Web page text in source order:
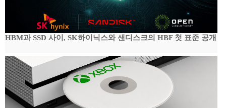
HBM과 SSD 사이, SK하이닉스와 샌디스크의 HBF 첫 표준 공개